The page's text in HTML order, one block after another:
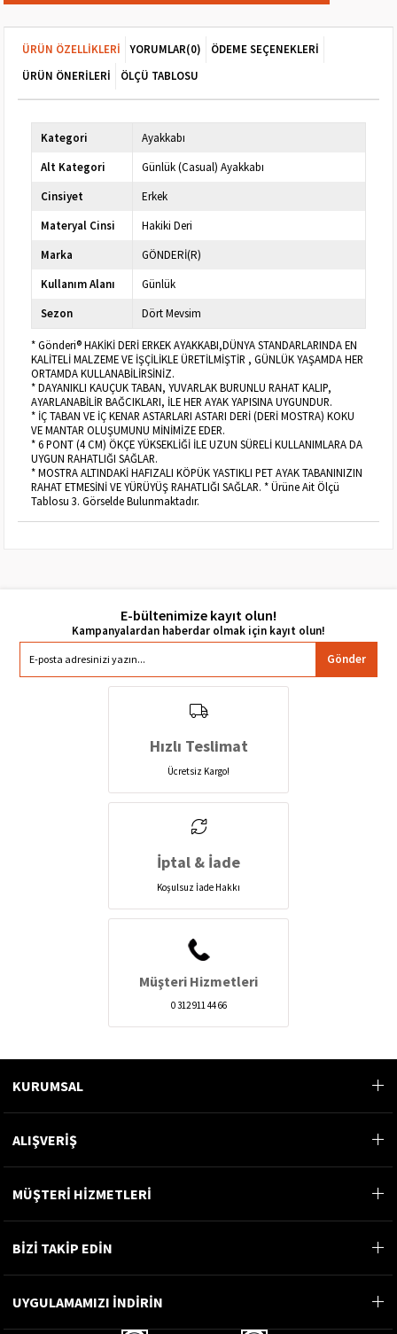
ÜRÜN ÖZELLIKLERI YORUMLAR(0)
ÖDEME SEÇENEKLERI
ÜRÜN ÖNERILERI
ÖLÇÜ TABLOSU
Kategori
Ayakkabı
Alt Kategori
Günlük (Casual) Ayakkabı
Cinsiyet
Erkek
Materyal Cinsi
Hakiki Deri
Marka
GÖNDERİ(R)
Kullanım Alanı
Günlük
Sezon
Dört Mevsim
* Gönderi® HAKİKİ DERİ ERKEK AYAKKABI,DÜNYA STANDARLARINDA EN
KALİTELİ MALZEME VE İŞÇİLİKLE ÜRETİLMİŞTİR , GÜNLÜK YAŞAMDA HER
ORTAMDA KULLANABİLİRSİNİZ.
* DAYANIKLI KAUÇUK TABAN, YUVARLAK BURUNLU RAHAT KALIP,
AYARLANABİLİR BAĞCIKLARI, İLE HER AYAK YAPISINA UYGUNDUR.
* İÇ TABAN VE İÇ KENAR ASTARLARI ASTARI DERİ (DERİ MOSTRA) KOKU
VE MANTAR OLUŞUMUNU MİNİMİZE EDER.
* 6 PONT (4 CM) ÖKÇE YÜKSEKLİĞİ İLE UZUN SÜRELİ KULLANIMLARA DA
UYGUN RAHATLIĞI SAĞLAR.
* MOSTRA ALTINDAKİ HAFIZALI KÖPÜK YASTIKLI PET AYAK TABANINIZIN
RAHAT ETMESİNİ VE YÜRÜYÜŞ RAHATLIĞI SAĞLAR. * Ürüne Ait Ölçü
Tablosu 3. Görselde Bulunmaktadır.
E-bültenimize kayıt olun!
Gönder
Hızlı Teslimat
Ücretsiz Kargo!
İptal & İade
Koşulsuz İade Hakkı
Müşteri Hizmetleri
0 312 911 44 66
KURUMSAL
ALIŞVERİŞ
MÜŞTERİ HİZMETLERİ
BİZİ TAKİP EDİN
UYGULAMAMIZI İNDİRİN